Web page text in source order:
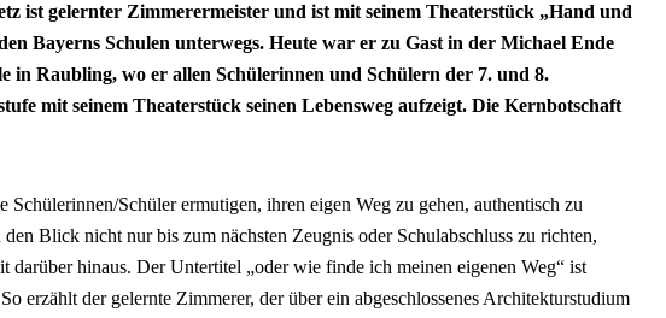
ist gelernter Zimmerermeister und ist mit seinem Theaterstück „Hand und
Bayerns Schulen unterwegs. Heute war er zu Gast in der Michael Ende
in Raubling, wo er allen Schülerinnen und Schülern der 7. und 8.
mit seinem Theaterstück seinen Lebensweg aufzeigt. Die Kernbotschaft
Schülerinnen/Schüler ermutigen, ihren eigen Weg zu gehen, authentisch zu
den Blick nicht nur bis zum nächsten Zeugnis oder Schulabschluss zu richten,
darüber hinaus. Der Untertitel „oder wie finde ich meinen eigenen Weg“ ist
erzählt der gelernte Zimmerer, der über ein abgeschlossenes Architekturstudium